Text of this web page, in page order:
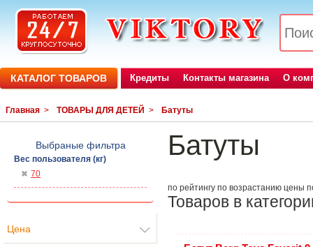
КАТАЛОГ ТОВАРОВ Кредиты Контакты магазина О
Главная > ТОВАРЫ ДЛЯ ДЕТЕЙ > Батуты
Выбраные фильтра
Вес пользователя (кг)
70
Цена
Батуты
по рейтингу по возрастанию цены
Товаров в